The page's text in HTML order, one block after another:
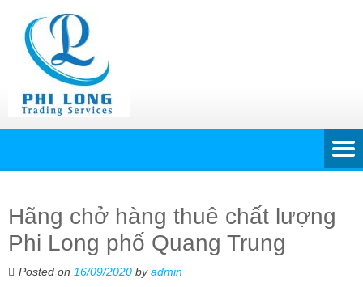
Hãng chở hàng thuê chất lượng
Phi Long phố Quang Trung
Posted on 16/09/2020 byadmin